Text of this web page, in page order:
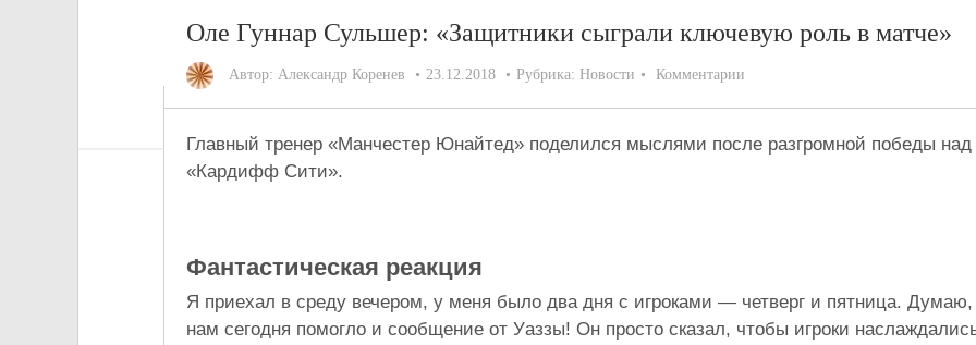
Оле Гуннар Сульшер: «Защитники сыграли ключевую роль в матче»
Автор: Александр Коренев 23.12.2018 Рубрика: Новости Комментарии
Главный тренер «Манчестер Юнайтед» поделился мыслями после разгромной победы над
«Кардифф Сити».
Фантастическая реакция
Я приехал в среду вечером, у меня было два дня с игроками — четверг и пятница. Думаю,
нам сегодня помогло и сообщение от Уаззы! Он просто сказал, чтобы игроки